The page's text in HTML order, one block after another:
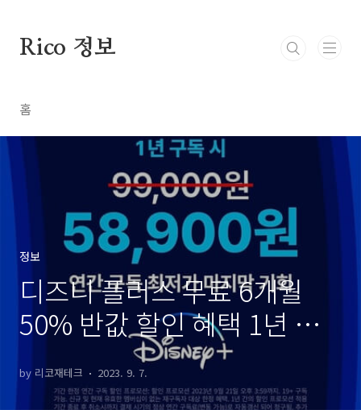
Rico 정보
홈
정보
디즈니 플러스 무료 6개월
50% 반값 할인 혜택 1년 구
독 58,900원 OTT 공유 사이
트
by 리코재테크 2023. 9. 7.